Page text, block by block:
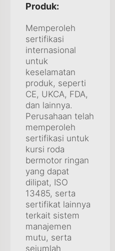
Produk:
Memperoleh
sertifikasi
internasional
untuk
keselamatan
produk, seperti
CE, UKCA, FDA,
dan lainnya.
Perusahaan telah
memperoleh
sertifikasi untuk
kursi roda
bermotor ringan
yang dapat
dilipat, ISO
13485, serta
sertifikat lainnya
terkait sistem
manajemen
mutu, serta
sejumlah